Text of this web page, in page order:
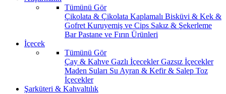
Tümünü Gör
Çikolata & Çikolata Kaplamalı Bisküvi & Kek &
Gofret Kuruyemiş ve Cips Sakız & Şekerleme
BarPastane ve Fırın Ürünleri
İçecek
Tümünü Gör
Çay & Kahve Gazlı İçeceklerGazsız İçecekler
Maden Suları Su Ayran & Kefir & Salep Toz
İçecekler
Şarküteri & Kahvaltılık